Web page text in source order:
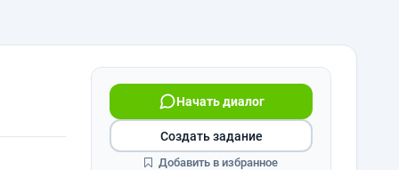
Начать диалог
Создать задание
Добавить в избранное